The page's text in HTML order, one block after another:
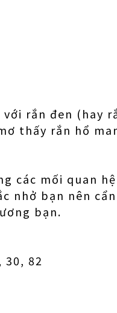
rắn đen (hay
thấy rắn hổ
các mối quan
nhở bạn nên cẩn
bạn.
30, 82